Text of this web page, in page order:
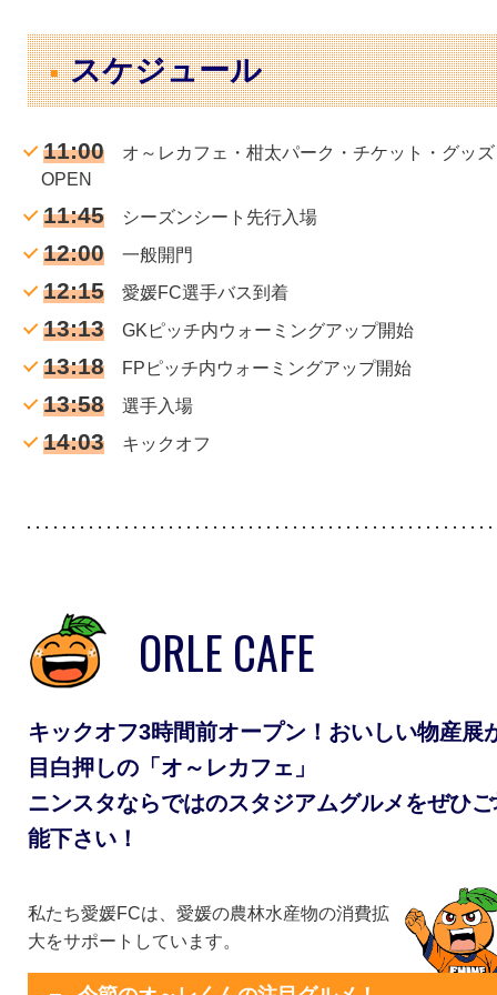
スケジュール
11:00オ～レカフェ・柑太パーク・チケット・グッズ
OPEN
11:45シーズンシート先行入場
12:00一般開門
12:15愛媛FC選手バス到着
13:13GKピッチ内ウォーミングアップ開始
13:18FPピッチ内ウォーミングアップ開始
13:58選手入場
14:03キックオフ
ORLE CAFE
キックオフ3時間前オープン！おいしい物産展
目白押しの「オ～レカフェ」
ニンスタならではのスタジアムグルメをぜひ
能下さい！
私たち愛媛FCは、愛媛の農林水産物の消費拡
大をサポートしています。